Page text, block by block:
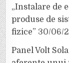
„Instalare de
produse de
fizice” 30/06/
Panel Volt